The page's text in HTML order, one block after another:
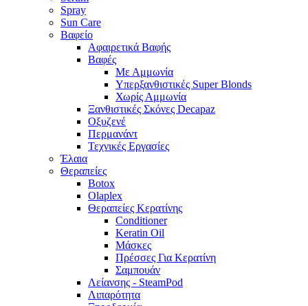
Spray
Sun Care
Βαφείο
Αφαιρετικά Βαφής
Βαφές
Με Αμμωνία
Υπερξανθιστικές Super Blonds
Χωρίς Αμμωνία
Ξανθιστικές Σκόνες Decapaz
Οξυζενέ
Περμανάντ
Τεχνικές Εργασίες
Έλαια
Θεραπείες
Botox
Olaplex
Θεραπείες Κερατίνης
Conditioner
Keratin Oil
Μάσκες
Πρέσσες Για Κερατίνη
Σαμπουάν
Λείανσης - SteamPod
Λιπαρότητα